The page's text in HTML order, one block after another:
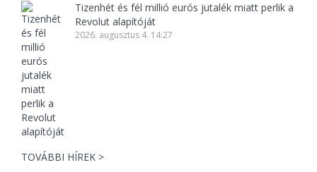
Tizenhét és fél millió eurós jutalék miatt perlik a
Revolut alapítóját
2026. augusztus 4. 14:27
TOVÁBBI HÍREK >